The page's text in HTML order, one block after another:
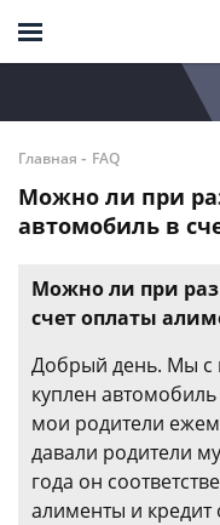
Главная - FAQ
Можно ли при
автомобиль в
Можно ли при
счет оплаты
Добрый день. Мы с
куплен
мои родители
давали родители
года он
алименты и